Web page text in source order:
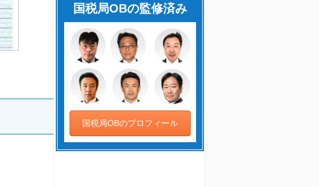
国税局OBの監修済み
国税局OBのプロフィール